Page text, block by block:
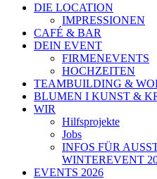
DIE LOCATION
IMPRESSIONEN
CAFÉ & BAR
DEIN EVENT
FIRMENEVENTS
HOCHZEITEN
TEAMBUILDING &
BLUMEN I KUNST &
WIR
Hilfsprojekte
Jobs
INFOS FÜR
WINTEREVENT
EVENTS 2026